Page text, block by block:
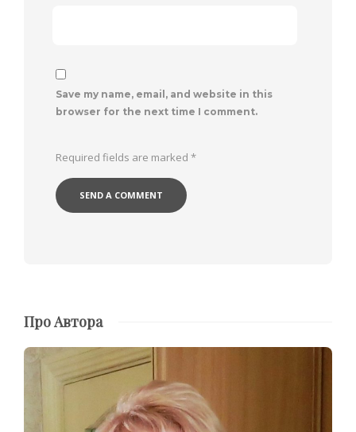
Save my name, email, and website in this
browser for the next time I comment.
Required fields are marked *
Про Автора